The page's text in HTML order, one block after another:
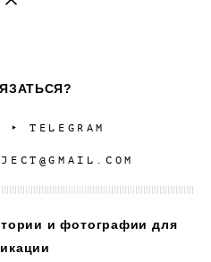
‣ TELEGRAM
и фотографии для